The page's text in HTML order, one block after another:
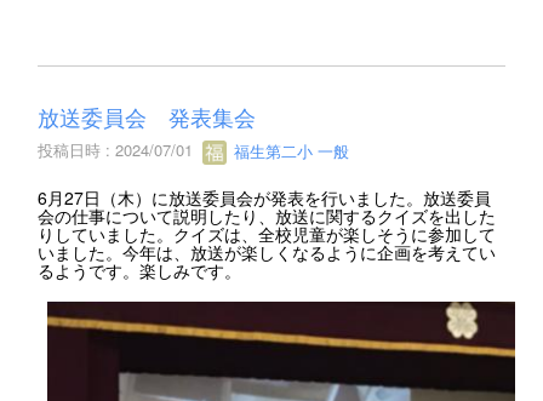
放送委員会 発表集会
投稿日時 : 2024/07/01 福生第二小 一般
6月27日（木）に放送委員会が発表を行いました。放送委員
会の仕事について説明したり、放送に関するクイズを出した
りしていました。クイズは、全校児童が楽しそうに参加して
いました。今年は、放送が楽しくなるように企画を考えてい
るようです。楽しみです。